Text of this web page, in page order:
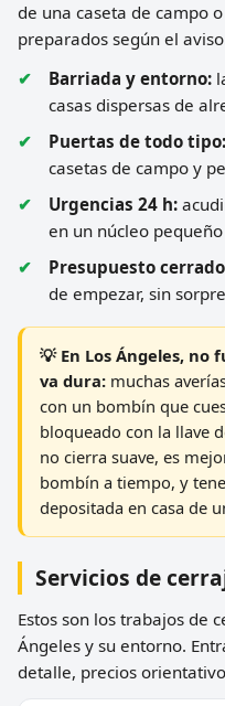
de una caseta de campo
preparados según el
Barriada y entorno:
casas dispersas de
Puertas de todo tipo:
casetas de campo y
Urgencias 24 h:
en un núcleo
Presupuesto
de empezar, sin
💡 En Los Ángeles,
va dura: muchas
con un bombín que
bloqueado con la llave
no cierra suave, es
bombín a tiempo, y
depositada en casa de
Servicios de
Estos son los trabajos de
Ángeles y su entorno.
detalle, precios